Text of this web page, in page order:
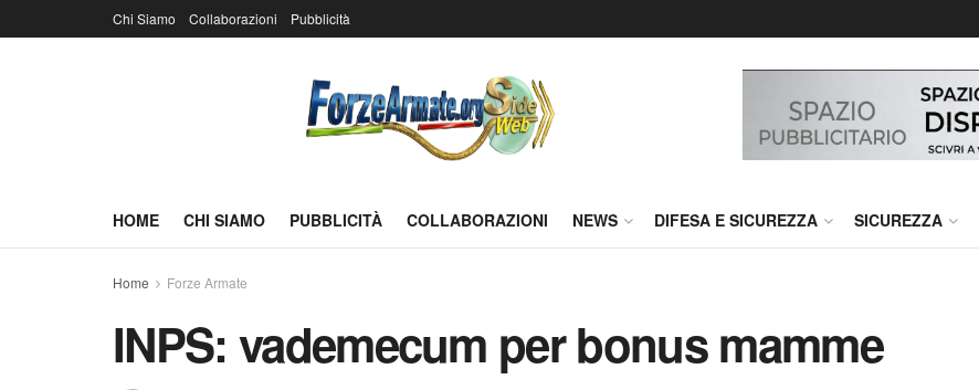
Chi Siamo Collaborazioni Pubblicità
HOME CHI SIAMO PUBBLICITÀ COLLABORAZIONI NEWS DIFESA E SICUREZZA SICUREZZA
Home Forze Armate
INPS: vademecum per bonus mamme